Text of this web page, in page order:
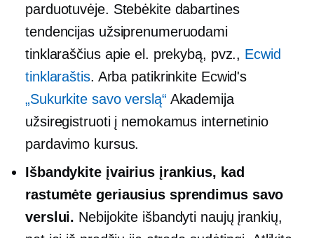
parduotuvėje. Stebėkite dabartines
tendencijas užsiprenumeruodami
tinklaraščius apie el. prekybą, pvz., Ecwid
tinklaraštis. Arba patikrinkite Ecwid's
„Sukurkite savo verslą“ Akademija
užsiregistruoti į nemokamus internetinio
pardavimo kursus.
Išbandykite įvairius įrankius, kad
rastumėte geriausius sprendimus savo
verslui. Nebijokite išbandyti naujų įrankių,